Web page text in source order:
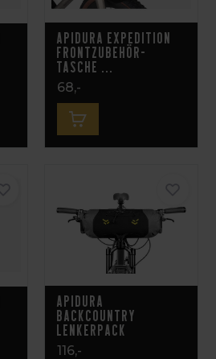
Apidura Expedition
Frontzubehör-
Tasche ...
68,-
Apidura
Backcountry
Lenkerpack
116,-